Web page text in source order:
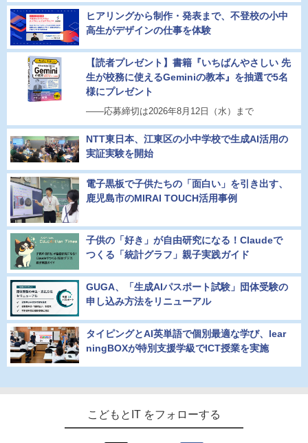
ヒアリングから制作・発表まで、不登校の小中
高生がデザインの仕事を体験
【読者プレゼント】書籍『いちばんやさしい 先
生が校務に使えるGeminiの教本』を抽選で5名
様にプレゼント
――応募締切は2026年8月12日（水）まで
NTT東日本、江東区の小中学校で生成AI活用の
実証実験を開始
電子黒板で子供たちの「面白い」を引き出す、
鹿児島市のMIRAI TOUCH活用事例
子供の「好き」が自由研究になる！Claudeで
つくる「統計グラフ」親子実践ガイド
GUGA、「生成AIパスポート試験」団体受験の
申し込み方法をリニューアル
タイピングとAI英単語で個別最適な学び、lear
ningBOXが特別支援学級でICT授業を実施
こどもとIT をフォローする